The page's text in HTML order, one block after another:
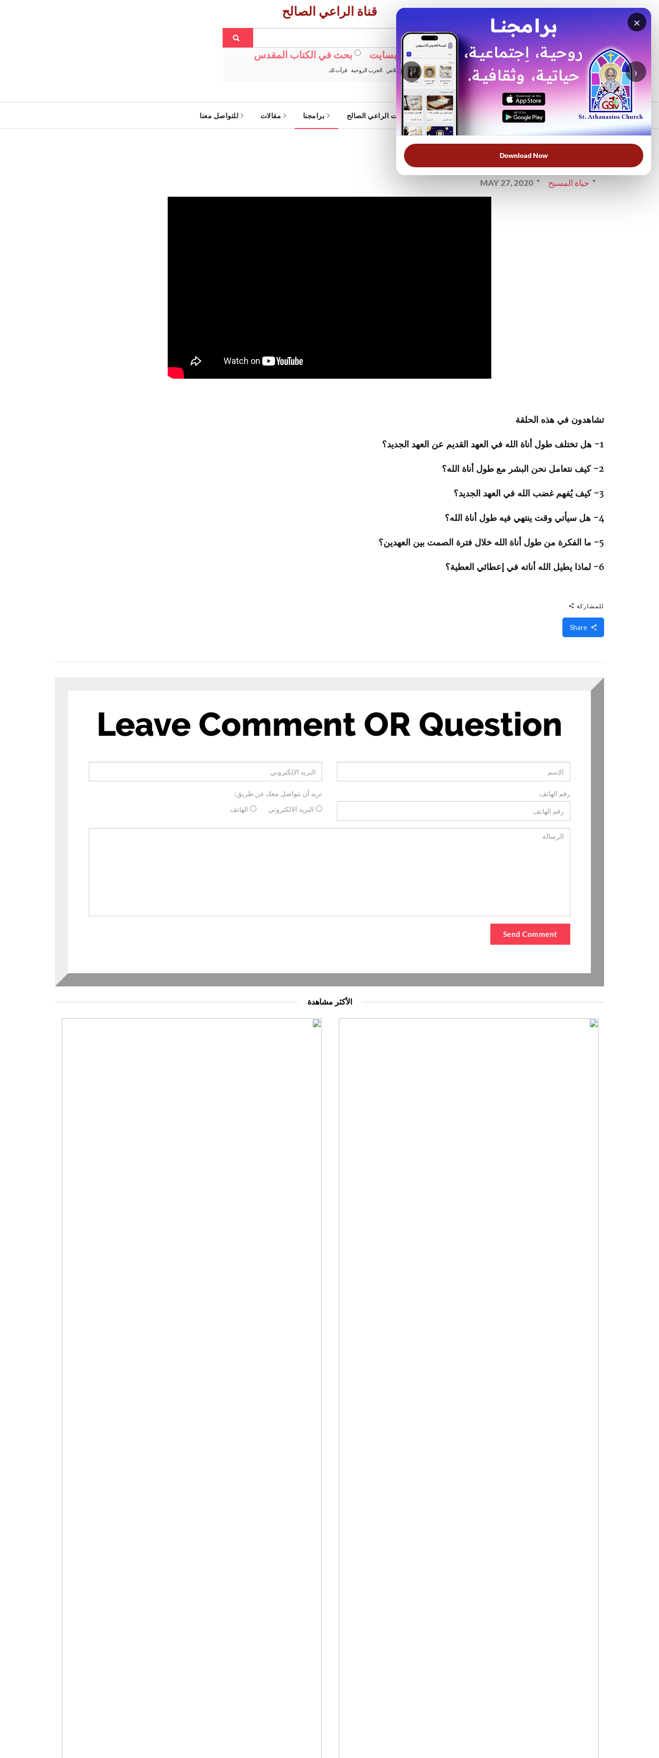
×
‹ ›
Download Now
قناة الراعي الصالح
بحث في الويبسايت بحث في الكتاب المقدس
الأكثر بحثًا: خبزنا اليومي الخلاص الحرب الروحية قرأت لك
الرئيسية خدمات الراعي الصالح برامجنا مقالات للتواصل معنا
الإنسان وطول أناة الله
حياة المسيح MAY 27, 2020
تشاهدون في هذه الحلقة
1- هل تختلف طول أناة الله في العهد القديم عن العهد الجديد؟
2- كيف نتعامل نحن البشر مع طول أناة الله؟
3- كيف يُفهم غضب الله في العهد الجديد؟
4- هل سيأتي وقت ينتهي فيه طول أناة الله؟
5- ما الفكرة من طول أناة الله خلال فترة الصمت بين العهدين؟
6- لماذا يطيل الله أناته في إعطائي العطية؟
للمشاركة
Leave Comment OR Question
رقم الهاتف
تريد أن نتواصل معك عن طريق:
البريد الالكتروني
الهاتف
الأكثر مشاهدة